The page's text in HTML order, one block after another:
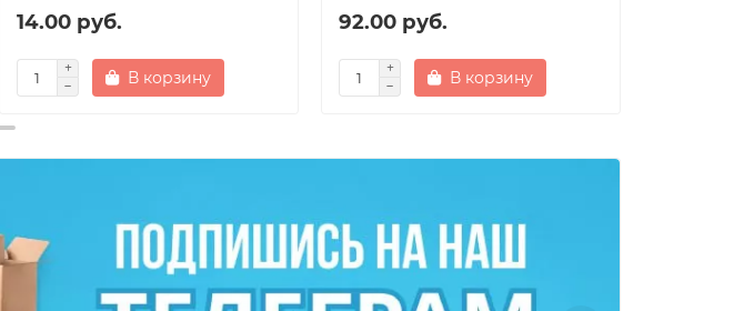
14.00 руб.
В корзину
92.00 руб.
В корзину